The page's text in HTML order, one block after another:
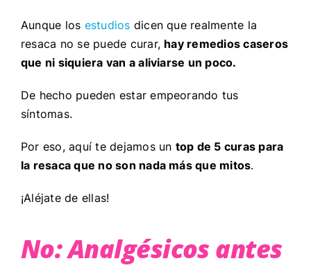
Aunque los estudios dicen que realmente la
resaca no se puede curar, hay remedios caseros
que ni siquiera van a aliviarse un poco.
De hecho pueden estar empeorando tus
síntomas.
Por eso, aquí te dejamos un top de 5 curas para
la resaca que no son nada más que mitos.
¡Aléjate de ellas!
No: Analgésicos antes